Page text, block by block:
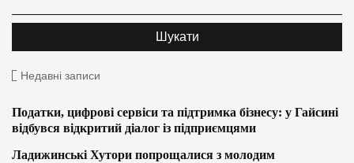
Недавні записи
Податки, цифрові сервіси та підтримка бізнесу: у Гайсині
відбувся відкритий діалог із підприємцями
Ладижинські Хутори попрощалися з молодим